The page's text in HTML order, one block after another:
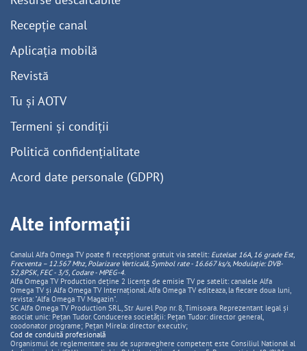
Recepție canal
Aplicația mobilă
Revistă
Tu și AOTV
Termeni și condiții
Politică confidențialitate
Acord date personale (GDPR)
Alte informații
Canalul Alfa Omega TV poate fi recepționat gratuit via satelit: Eutelsat 16A, 16 grade Est,
Frecventa – 12.567 Mhz, PolarizareVerticală, Symbol rate - 16.667 ks/s, Modulație: DVB-
S2,8PSK, FEC - 3/5, Codare - MPEG-4.
Alfa Omega TV Production deține 2 licențe de emisie TV pe satelit: canalele Alfa
Omega TV și Alfa Omega TV Internațional. Alfa Omega TV editeaza, la fiecare doua luni,
revista: "Alfa Omega TV Magazin".
SC Alfa Omega TV Production SRL, Str Aurel Pop nr. 8, Timisoara. Reprezentant legal și
asociat unic: Pețan Tudor. Conducerea societății: Pețan Tudor: director general,
coodonator programe; Pețan Mirela: director executiv;
Cod de conduită profesională
Organismul de reglementare sau de supraveghere competent este Consiliul National al